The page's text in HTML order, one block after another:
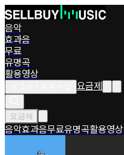
음악
효과음
무료
유명곡
활용영상
요금제
요금제
음악효과음무료유명곡활용영상